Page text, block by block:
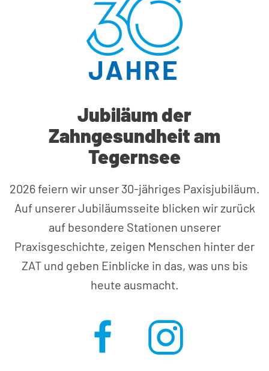
Jubiläum der
Zahngesundheitam
Tegernsee
2026 feiern wir unser 30-jähriges Paxisjubiläum.
Auf unserer Jubiläumsseite blicken wir zurück
auf besondere Stationen unserer
Praxisgeschichte, zeigen Menschen hinter der
ZAT und geben Einblicke in das, was uns bis
heute ausmacht.